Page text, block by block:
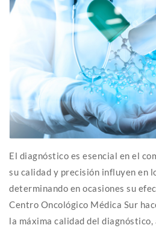
El diagnóstico es esencial en el
su calidad y precisión influyen en
determinando en ocasiones su
Centro Oncológico Médica Sur
la máxima calidad del diagnóstico,